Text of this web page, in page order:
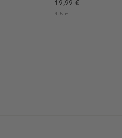
19,99 €
4.5 ml